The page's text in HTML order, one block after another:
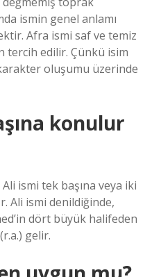
ismin genel anlamı
Afra ismi saf ve temiz
tercih edilir. Çünkü isim
oluşumu üzerinde
konulur
ismi tek başına veya iki
Ali ismi denildiğinde,
dört büyük halifeden
gelir.